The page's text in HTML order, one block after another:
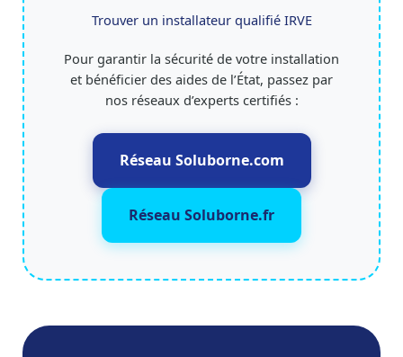
Trouver un installateur qualifié IRVE
Pour garantir la sécurité de votre installation
et bénéficier des aides de l’État, passez par
nos réseaux d’experts certifiés :
Réseau Soluborne.com
Réseau Soluborne.fr